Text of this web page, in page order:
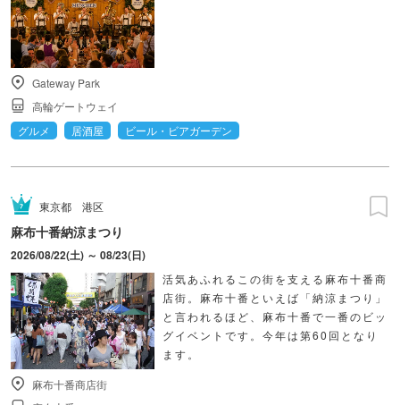
Gateway Park
高輪ゲートウェイ
グルメ
居酒屋 ビール・ビアガーデン
東京都 港区
麻布十番納涼まつり
2026/08/22(土) ～ 08/23(日)
活気あふれるこの街を支える麻布十番商
店街。麻布十番といえば「納涼まつり」
と言われるほど、麻布十番で一番のビッ
グイベントです。今年は第60回となり
ます。
麻布十番商店街